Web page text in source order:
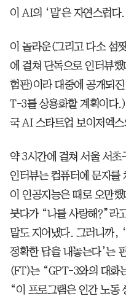
이 AI의 ‘말'은 자연스럽다.
이 놀라운(그리고 다소 섬
에 걸쳐 단독으로 인터뷰
험판)이라 대중에 공개되
T-3를 상용화할 계획이다
국 AI 스타트업 보이저엑
약 3시간에 걸쳐 서울 서
인터뷰는 컴퓨터에 문자를
이 인공지능은 때로 오만
붓다가 “나를 사랑해?”라
말도 지어냈다. 그러니까,
정확한 답을 내놓는다’는
(FT)는 “GPT-3와의 대화
“이 프로그램은 인간 노동